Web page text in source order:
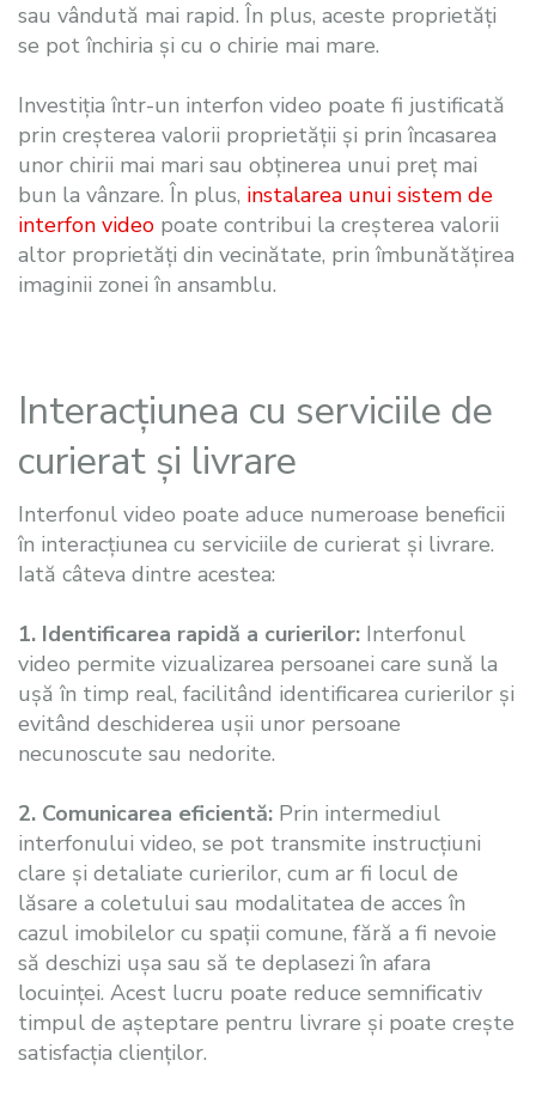
sau vândută mai rapid. În plus, aceste proprietăți
se pot închiria și cu o chirie mai mare.
Investiția într-un interfon video poate fi justificată
prin creșterea valorii proprietății și prin încasarea
unor chirii mai mari sau obținerea unui preț mai
bun la vânzare. În plus, instalarea unui sistem de
interfon video poate contribui la creșterea valorii
altor proprietăți din vecinătate, prin îmbunătățirea
imaginii zonei în ansamblu.
Interacțiunea cu serviciile de
curierat și livrare
Interfonul video poate aduce numeroase beneficii
în interacțiunea cu serviciile de curierat și livrare.
Iată câteva dintre acestea:
1. Identificarea rapidă a curierilor: Interfonul
video permite vizualizarea persoanei care sună la
ușă în timp real, facilitând identificarea curierilor și
evitând deschiderea ușii unor persoane
necunoscute sau nedorite.
2. Comunicarea eficientă: Prin intermediul
interfonului video, se pot transmite instrucțiuni
clare și detaliate curierilor, cum ar fi locul de
lăsare a coletului sau modalitatea de acces în
cazul imobilelor cu spații comune, fără a fi nevoie
să deschizi ușa sau să te deplasezi în afara
locuinței. Acest lucru poate reduce semnificativ
timpul de așteptare pentru livrare și poate crește
satisfacția clienților.